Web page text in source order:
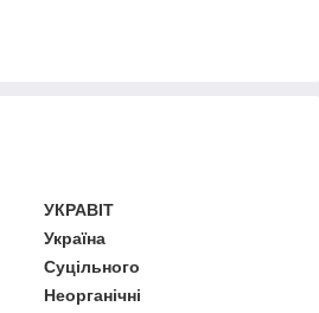
УКРАВІТ
Україна
Суцільного
Неорганічні